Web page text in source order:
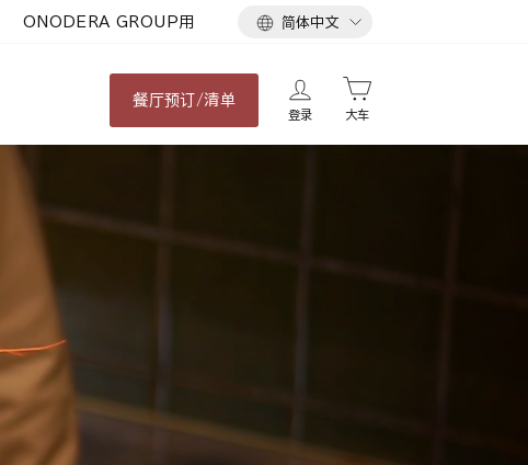
ONODERA GROUP用
语
简体中文
餐厅预订/清单
登录 大车